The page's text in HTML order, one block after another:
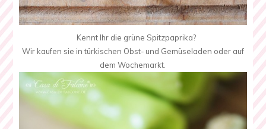
Kennt Ihr die grüne Spitzpaprika?
Wir kaufen sie in türkischen Obst- und Gemüseladen oder auf
dem Wochemarkt.